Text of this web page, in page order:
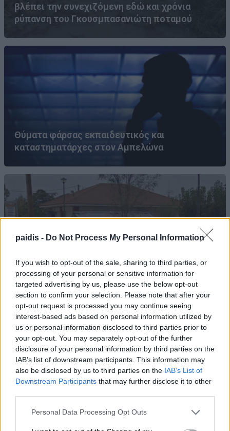
paidis - Do Not Process My Personal Information
If you wish to opt-out of the sale, sharing to third parties, or
processing of your personal or sensitive information for
targeted advertising by us, please use the below opt-out
section to confirm your selection. Please note that after your
opt-out request is processed you may continue seeing
interest-based ads based on personal information utilized by
us or personal information disclosed to third parties prior to
your opt-out. You may separately opt-out of the further
disclosure of your personal information by third parties on the
IAB’s list of downstream participants. This information may
also be disclosed by us to third parties on the IAB’s List of
Downstream Participants that may further disclose it to other
Personal Data Processing Opt Outs
βλέπει την συνεχιζόμενη εδώ και χρόνια
ρύπανση του Γκουσμπασανιώτη ποταμού
Θύματα φάρσας εκπαιδευτικός και
καταστηματάρχες στον Αμπελώνα
Ανοικτά από σήμερα το ουζερί της Ζέτας στον
Βρυότοπο